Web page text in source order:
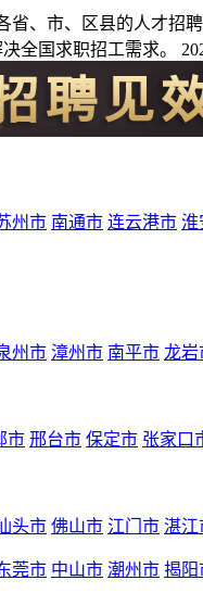
省、市、区县的人才
全国求职招工需求。
州市 南通市 连云港市 淮
州市 漳州市 南平市 龙岩
市 邢台市 保定市 张家口
头市 佛山市 江门市 湛江
莞市 中山市 潮州市 揭阳